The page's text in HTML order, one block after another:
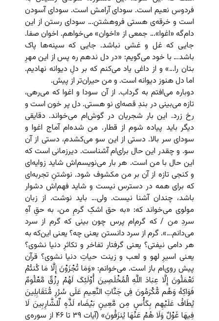
فردوس نعیم است. سودای آرامش است. سودای آسودن
است و خرقه‌ی هستی فروهشتن… سودای رستن از این
دام‌گه «اغوا»… جمعی از «اخوان» می‌خواهم. اخوان صفا.
جایی که غل و غشی نباشد. جایی که سینه‌ها پاک
باشد… با خود می‌گویم: «در دل ندهم ره پس از این مهرِ
بتان را…» و از داغی یاد می‌کنم که بر دلِ دیوانه نهادیم.
اما دل هنوز دیوانه است. و من حیران‌تر از پیش.
دوباره می‌افتم به گرداب. از آن سودا و اغوا که می‌رهی،
تازه می‌بینی در بندِ قصه‌ای نو هستی. دل پر خون است و
رخ زرد. این بار شجریان در گوش‌ام می‌خواند. دقایقی
دیگر باید پیاده شوم از قطار. من شده‌ام آماج اغوا و
سودای سر بالا. دستی از این سو می‌کشدم، دستی از آن
سو. و چقدر این حال برای‌ام آشناست. دیرزمانی است که
این حال با من است. هر بار می‌نویسم‌اش شاید زوایه‌ای
و کنجی تازه از آن بر من مکشوف شود. نوشتنِ تجربه‌ای
که برای همه در دسترس نیست و شاید فهم‌اش دشوار
باشد، چندان آشنا نیست. ولی… باید نوشت. از زبان
مولوی می‌خواند که: «به حق اشکِ گرمِ من، به حقِ آهِ
سردِ من / که گرم‌ام پرس چون بینی که گرم از سرد
می‌دانم…». گرم از سرد دانستن یعنی چه؟ یعنی این‌که به
هر دامی نیفتی؟ یعنی گرفتار تفاخر و تکاثرِ دنیا نشوی؟
یعنی اسیرِ لهو و لعب و زینت حیاتِ‌ دنیا نشوی؟ قرآن
پیش روی‌ام باز است. می‌خوانم: «وَمَا تُجْزَوْنَ إِلَّا مَا کُنتُمْ
تَعْمَلُونَ إِلَّا عِبَادَ اللَّهِ الْمُخْلَصِینَ أُوْلَئِکَ لَهُمْ رِزْقٌ مَّعْلُومٌ
فَوَاکِهُ وَهُم مُّکْرَمُونَ فِی جَنَّاتِ النَّعِیمِ عَلَى سُرُرٍ مُّتَقَابِلِینَ
یُطَافُ عَلَیْهِم بِکَأْسٍ مِن مَّعِینٍ بَیْضَاء لَذَّهٍ لِّلشَّارِبِینَ لَا
فِیهَا غَوْلٌ وَلَا هُمْ عَنْهَا یُنزَفُونَ» (آیات ۳۹ تا ۴۶ از سوره‌ی